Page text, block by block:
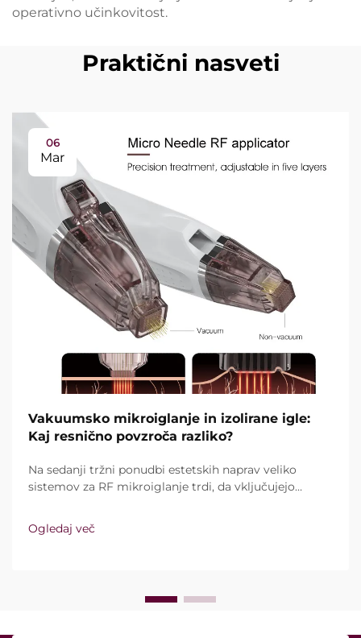
operativno učinkovitost.
Praktični nasveti
06
Mar
Vakuumsko mikroiglanje in izolirane igle:
Kaj resnično povzroča razliko?
Na sedanji tržni ponudbi estetskih naprav veliko
sistemov za RF mikroiglanje trdi, da vključujejo
vprašanje pa ni le, ali te funkcije sploh obstajajo,
temveč kako natančno delujejo med kliničnim
Ogledaj več